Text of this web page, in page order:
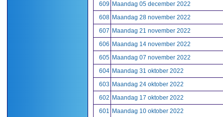
609 Maandag 05 december 2022
608 Maandag 28 november 2022
607 Maandag 21 november 2022
606 Maandag 14 november 2022
605 Maandag 07 november 2022
604 Maandag 31 oktober 2022
603 Maandag 24 oktober 2022
602 Maandag 17 oktober 2022
601 Maandag 10 oktober 2022